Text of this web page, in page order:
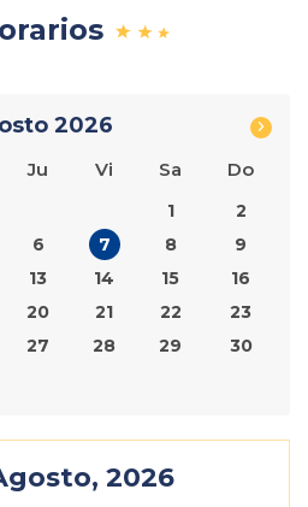
2026
Ju Vi Sa Do
1
2
6 7 8
9
13 14 15
16
20 21 22
23
27 28 29
30
2026